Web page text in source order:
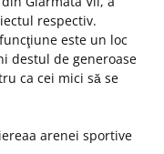
respectiv.
este un loc
destul de generoase
ca cei mici să se
arenei sportive